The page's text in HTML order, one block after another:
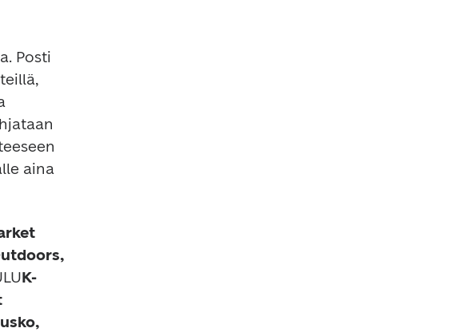
Posti
aina
K-